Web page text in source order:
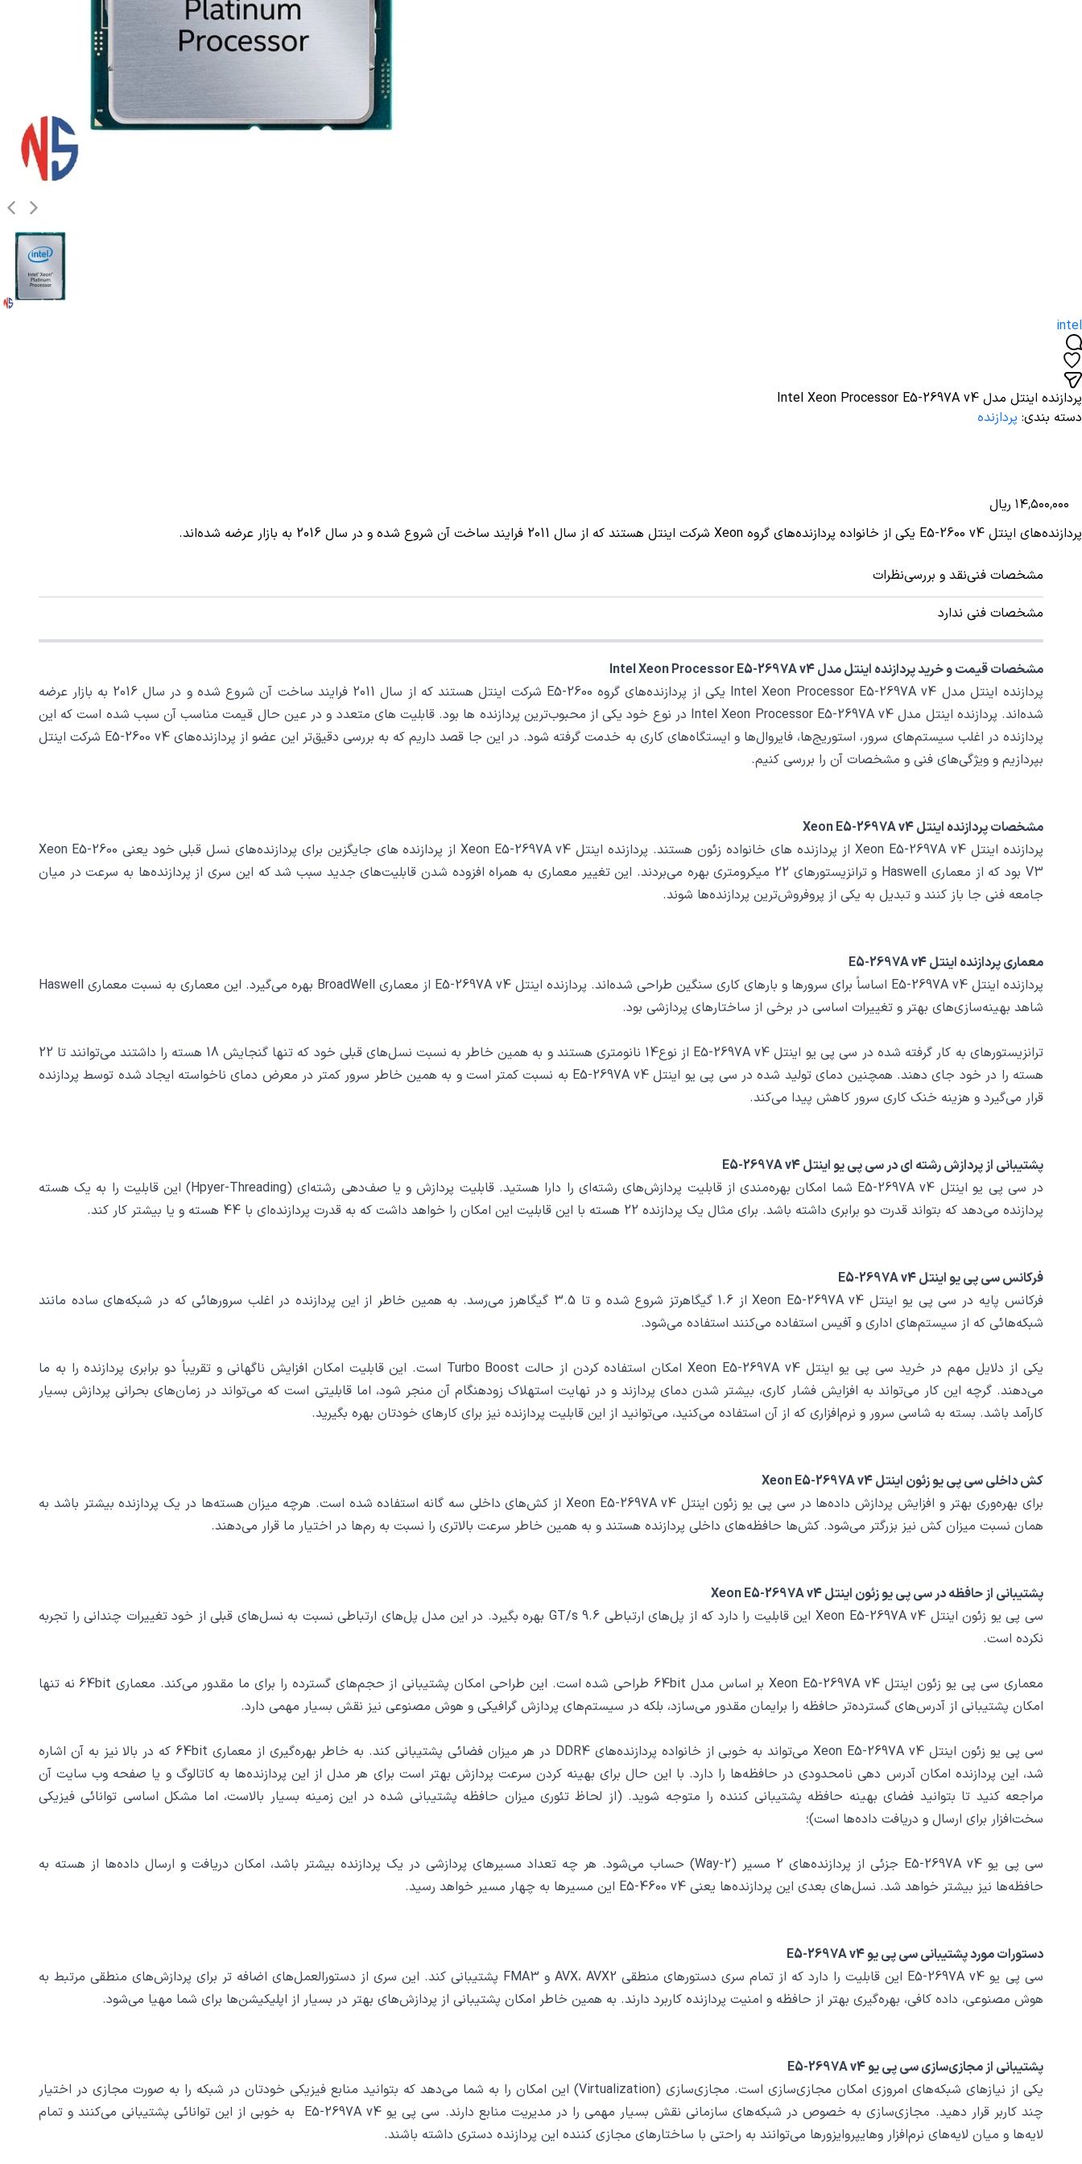
intel
پردازنده اینتل مدل Intel Xeon Processor E5-2697A v4
دسته بندی: پردازنده
۱۴٬۵۰۰٬۰۰۰
ریال
پردازنده‌های اینتل E5-2600 v4 یکی از خانواده پردازنده‌های گروه Xeon شرکت اینتل هستند که از سال 2011 فرایند ساخت آن شروع شده و در سال 2016 به بازار عرضه شده‌اند.
مشخصات فنینقد و بررسینظرات
مشخصات فنی ندارد
مشخصات قیمت و خرید پردازنده اینتل مدل Intel Xeon Processor E5-2697A v4
پردازنده اینتل مدل Intel Xeon Processor E5-2697A v4 یکی از پردازنده‌های گروه E5-2600 شرکت اینتل هستند که از سال 2011 فرایند ساخت آن شروع شده و در سال 2016 به بازار عرضه
شده‌اند. پردازنده اینتل مدل Intel Xeon Processor E5-2697A v4 در نوع خود یکی از محبوب‌ترین پردازنده ها بود. قابلیت های متعدد و در عین حال قیمت مناسب آن‌ سبب شده است که این
پردازنده‌ در اغلب سیستم‌های سرور، استوریج‌ها، فایروال‌ها و ایستگاه‌های کاری به خدمت گرفته شود. در این جا قصد داریم که به بررسی دقیق‌تر این عضو از پردازنده‌های E5-2600 v4 شرکت اینتل
بپردازیم و ویژگی‌های فنی و مشخصات آن‌ را بررسی کنیم.
مشخصات پردازنده اینتل Xeon E5-2697A v4
پردازنده اینتل Xeon E5-2697A v4 از پردازند‌ه های خانواده زئون هستند. پردازنده اینتل Xeon E5-2697A v4 از پردازنده های جایگزین برای پردازنده‌های نسل قبلی خود یعنی Xeon E5-2600
V3 بود که از معماری Haswell و ترانزیستورهای 22 میکرومتری بهره می‌بردند. این تغییر معماری به همراه افزوده شدن قابلیت‌های جدید سبب شد که این سری از پردازنده‌ها به سرعت در میان
جامعه فنی جا باز کنند و تبدیل به یکی از پروفروش‌ترین پردازنده‌ها شوند.
معماری پردازنده اینتل E5-2697A v4
پردازنده اینتل E5-2697A v4 اساساً برای سرورها و بارهای کاری سنگین طراحی شده‌اند. پردازنده اینتل E5-2697A v4 از معماری BroadWell بهره می‌گیرد. این معماری به نسبت معماری Haswell
شاهد بهینه‌سازی‌های بهتر و تغییرات اساسی در برخی از ساختارهای پردازشی بود.
ترانزیستورهای به کار گرفته شده در سی پی یو اینتل E5-2697A v4 از نوع14 نانومتری هستند و به همین خاطر به نسبت نسل‌های قبلی خود که تنها گنجایش 18 هسته را داشتند می‌توانند تا 22
هسته را در خود جای دهند. همچنین دمای تولید شده در سی پی یو اینتل E5-2697A v4 به نسبت کمتر است و به همین خاطر سرور کمتر در معرض دمای ناخواسته ایجاد شده توسط پردازنده
قرار می‌گیرد و هزینه خنک کاری سرور کاهش پیدا می‌کند.
پشتیبانی از پردازش رشته ای در سی پی یو اینتل E5-2697A v4
در سی پی یو اینتل E5-2697A v4 شما امکان بهره‌مندی از قابلیت پردازش‌های رشته‌ای را دارا هستید. قابلیت پردازش و یا صف‌دهی رشته‌ای (Hpyer-Threading) این قابلیت را به یک هسته
پردازنده می‌دهد که بتواند قدرت دو برابری داشته باشد. برای مثال یک پردازنده 22 هسته با این قابلیت این امکان را خواهد داشت که به قدرت پردازنده‌ای با 44 هسته و یا بیشتر کار کند.
فرکانس سی پی یو اینتل E5-2697A v4
فرکانس پایه در سی پی یو اینتل Xeon E5-2697A v4 از 1.6 گیگاهرتز شروع شده و تا 3.5 گیگاهرز می‌رسد. به همین خاطر از این پردازنده‌ در اغلب سرورهائی که در شبکه‌های ساده مانند
شبکه‌هائی که از سیستم‌های اداری و آفیس استفاده می‌کنند استفاده می‌شود.
یکی از دلایل مهم در خرید سی پی یو اینتل Xeon E5-2697A v4 امکان استفاده کردن از حالت Turbo Boost است. این قابلیت امکان افزایش ناگهانی و تقریباً دو برابری پردازنده را به ما
می‌دهند. گرچه این کار می‌تواند به افزایش فشار کاری، بیشتر شدن دمای پردازند و در نهایت استهلاک زودهنگام آن منجر شود، اما قابلیتی است که می‌تواند در زمان‌های بحرانی پردازش بسیار
کارآمد باشد. بسته به شاسی سرور و نرم‌افزاری که از آن استفاده می‌کنید، می‌توانید از این قابلیت پردازنده نیز برای کارهای خودتان بهره بگیرید.
کش داخلی سی پی یو زئون اینتل Xeon E5-2697A v4
برای بهره‌وری بهتر و افزایش پردازش داده‌ها در سی پی یو زئون اینتل Xeon E5-2697A v4 از کش‌های داخلی سه گانه استفاده شده است. هرچه میزان هسته‌ها در یک پردازنده بیشتر باشد به
همان نسبت میزان کش نیز بزرگتر می‌شود. کش‌ها حافظه‌های داخلی پردازنده هستند و به همین خاطر سرعت بالاتری را نسبت به رم‌ها در اختیار ما قرار می‌دهند.
پشتیبانی از حافظه در سی پی یو زئون اینتل Xeon E5-2697A v4
سی پی یو زئون اینتل Xeon E5-2697A v4 این قابلیت را دارد که از پل‌های ارتباطی 9.6 GT/s بهره بگیرد. در این مدل پل‌های ارتباطی نسبت به نسل‌های قبلی از خود تغییرات چندانی را تجربه
نکرده است.
معماری سی پی یو زئون اینتل Xeon E5-2697A v4 بر اساس مدل 64bit طراحی شده‌ است. این طراحی امکان پشتیبانی از حجم‌های گسترده را برای ما مقدور می‌کند. معماری 64bit نه تنها
امکان پشتیبانی از آدرس‌های گسترده‌تر حافظه را برایمان مقدور می‌سازد، بلکه در سیستم‌های پردازش گرافیکی و هوش مصنوعی نیز نقش بسیار مهمی دارد.
سی پی یو زئون اینتل Xeon E5-2697A v4 می‌تواند به خوبی از خانواده پردازنده‌های DDR4 در هر میزان فضائی پشتیبانی کند. به خاطر بهره‌گیری از معماری 64bit که در بالا نیز به آن اشاره
شد، این پردازنده‌ امکان آدرس دهی نامحدودی در حافظه‌ها را دارد. با این حال برای بهینه کردن سرعت پردازش بهتر است برای هر مدل از این پردازنده‌ها به کاتالوگ و یا صفحه وب سایت آن
مراجعه کنید تا بتوانید فضای بهینه حافظه پشتیبانی کننده را متوجه شوید. (از لحاظ تئوری میزان حافظه پشتیبانی شده در این زمینه بسیار بالاست، اما مشکل اساسی توانائی فیزیکی
سخت‌افزار برای ارسال و دریافت داده‌ها است)؛
سی پی یو E5-2697A v4 جزئی از پردازنده‌های 2 مسیر (2-Way) حساب می‌شود. هر چه تعداد مسیرهای پردازشی در یک پردازنده بیشتر باشد، امکان دریافت و ارسال داده‌ها از هسته به
حافظه‌ها نیز بیشتر خواهد شد. نسل‌های بعدی این پردازنده‌ها یعنی E5-4600 v4 این مسیرها به چهار مسیر خواهد رسید.
دستورات مورد پشتیبانی سی پی یو E5-2697A v4
سی پی یو E5-2697A v4 این قابلیت را دارد که از تمام سری دستورهای منطقی AVX، AVX2 و FMA3 پشتیبانی کند. این سری از دستورالعمل‌های اضافه تر برای پردازش‌های منطقی مرتبط به
هوش مصنوعی، داده کافی، بهره‌گیری بهتر از حافظه و امنیت پردازنده کاربرد دارند. به همین خاطر امکان پشتیبانی از پردازش‌های بهتر در بسیار از اپلیکیشن‌ها برای شما مهیا می‌شود.
پشتیبانی از مجازی‌سازی سی پی یو E5-2697A v4
یکی از نیازهای شبکه‌های امروزی امکان مجازی‌سازی است. مجازی‌سازی (Virtualization) این امکان را به شما می‌دهد که بتوانید منابع فیزیکی خودتان در شبکه را به صورت مجازی در اختیار
چند کاربر قرار دهید. مجازی‌سازی به خصوص در شبکه‌های سازمانی نقش بسیار مهمی را در مدیریت منابع دارند. سی پی یو E5-2697A v4 به خوبی از این توانائی پشتیبانی می‌کنند و تمام
لایه‌ها و میان لایه‌های نرم‌افزار و‌هایپروایزورها می‌توانند به راحتی با ساختارهای مجازی کننده این پردازنده دستری داشته باشند.